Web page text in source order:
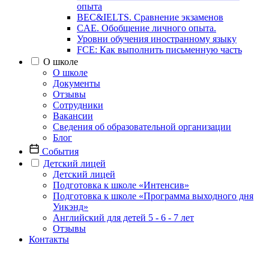
опыта
BEC&IELTS. Сравнение экзаменов
CAE. Обобщение личного опыта.
Уровни обучения иностранному языку
FCE: Как выполнить письменную часть
О школе
О школе
Документы
Отзывы
Сотрудники
Вакансии
Сведения об образовательной организации
Блог
События
Детский лицей
Детский лицей
Подготовка к школе «Интенсив»
Подготовка к школе «Программа выходного дня
Уикэнд»
Английский для детей 5 - 6 - 7 лет
Отзывы
Контакты